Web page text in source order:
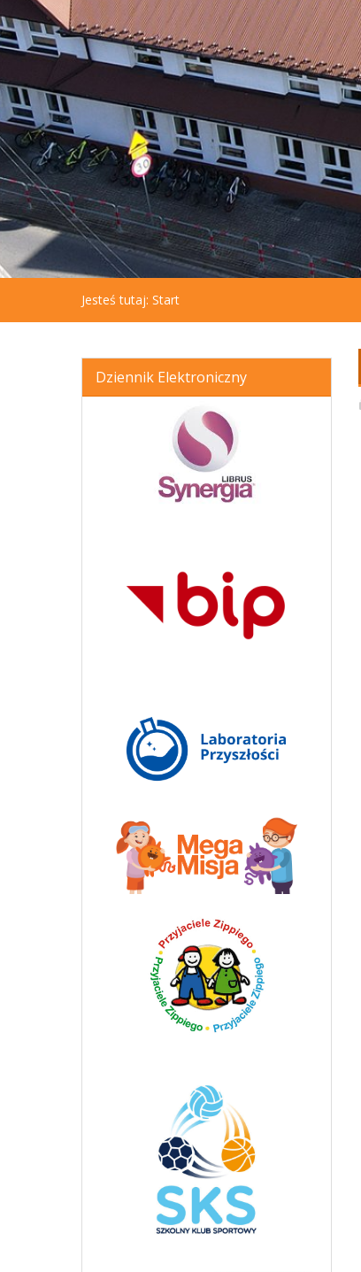
otworzyć
menu
dostępności.
Jesteś tutaj: Start
Dziennik Elektroniczny